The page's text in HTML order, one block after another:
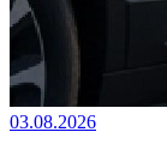
03.08.2026